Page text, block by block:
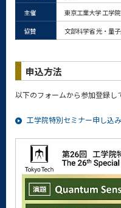
主催
東京工業大学 工学院
協賛
文部科学省 光・量
申込方法
以下のフォームから参加登録し
工学院特別セミナー申し込み